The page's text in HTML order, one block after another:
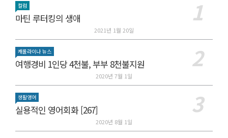
컬럼
마틴 루터킹의 생애
2021년 1월 20일
캐롤라이나 뉴스
여행경비 1인당 4천불, 부부 8천불지원
2020년 7월 1일
생활영어
실용적인 영어회화 [267]
2020년 8월 1일